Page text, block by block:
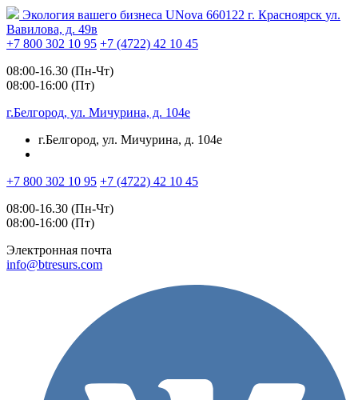
Экология вашего бизнеса UNova 660122 г. Красноярск ул.
Вавилова, д. 49в
+7 800 302 10 95 +7 (4722) 42 10 45
08:00-16.30 (Пн-Чт)
08:00-16:00 (Пт)
г.Белгород, ул. Мичурина, д. 104е
г.Белгород, ул. Мичурина, д. 104е
+7 800 302 10 95 +7 (4722) 42 10 45
08:00-16.30 (Пн-Чт)
08:00-16:00 (Пт)
Электронная почта
info@btresurs.com